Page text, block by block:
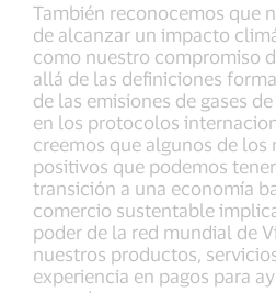
También reconocemos que
de alcanzar un impacto
como nuestro compromiso
allá de las definiciones
de las emisiones de gases
en los protocolos
creemos que algunos de los
positivos que podemos
transición a una economía
comercio sustentable
poder de la red mundial de
nuestros productos,
experiencia en pagos para